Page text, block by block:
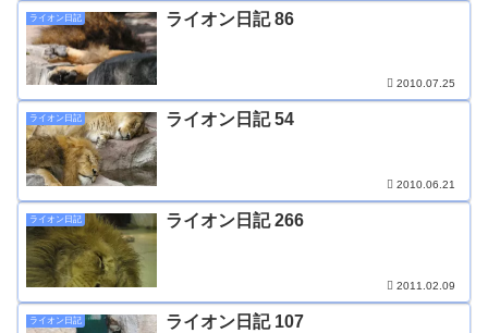
ライオン日記 ライオン日記 86
2010.07.25
ライオン日記 ライオン日記 54
2010.06.21
ライオン日記 ライオン日記 266
2011.02.09
ライオン日記 ライオン日記 107